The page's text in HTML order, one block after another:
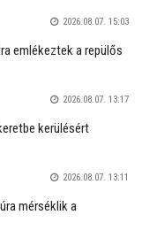
2026.08.07. 15:03
emlékeztek a repülős
2026.08.07. 13:17
kerülésért
2026.08.07. 13:11
mérséklik a